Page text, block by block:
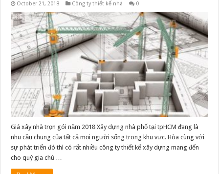
October 21, 2018 Công ty thiết kế nhà 0
Giá xây nhà trọn gói năm 2018 ​Xây dựng nhà phố tại tpHCM đang là
nhu cầu chung của tất cả mọi người sống trong khu vực. Hòa cùng với
sự phát triển đó thì có rất nhiều công ty thiết kế xây dựng mang đến
cho quý gia chủ …